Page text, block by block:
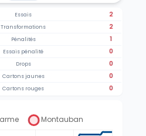
Essais
2
Transformations
2
Pénalités
1
Essais pénalité
0
Drops
0
Cartons jaunes
0
Cartons rouges 0